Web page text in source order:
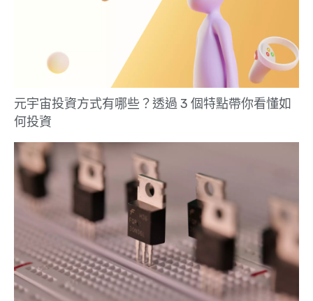
元宇宙投資方式有哪些？透過 3 個特點帶你看懂如
何投資